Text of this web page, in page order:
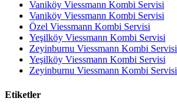
Vaniköy Viessmann Kombi Servisi
Vaniköy Viessmann Kombi Servisi
Özel Viessmann Kombi Servisi
Yeşilköy Viessmann Kombi Servisi
Zeyinburnu Viessmann Kombi Servisi
Yeşilköy Viessmann Kombi Servisi
Zeyinburnu Viessmann Kombi Servisi
Etiketler